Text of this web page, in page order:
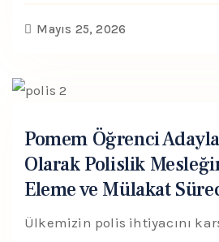
Mayıs 25, 2026
Pomem Öğrenci
Olarak Polislik
Eleme ve Mülakat
Ülkemizin polis ihtiyacını